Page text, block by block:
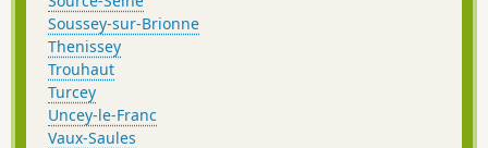
Soussey-sur-Brionne
Thenissey
Trouhaut
Turcey
Uncey-le-Franc
Vaux-Saules